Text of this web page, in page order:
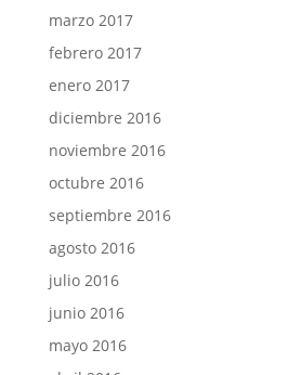
marzo 2017
febrero 2017
enero 2017
diciembre 2016
noviembre 2016
octubre 2016
septiembre 2016
agosto 2016
julio 2016
junio 2016
mayo 2016